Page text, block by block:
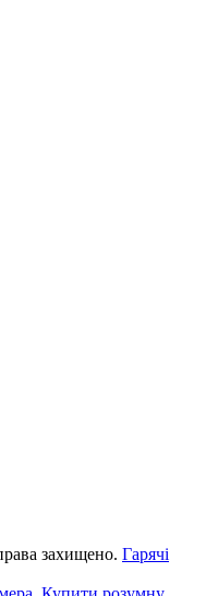
захищено. Гарячі